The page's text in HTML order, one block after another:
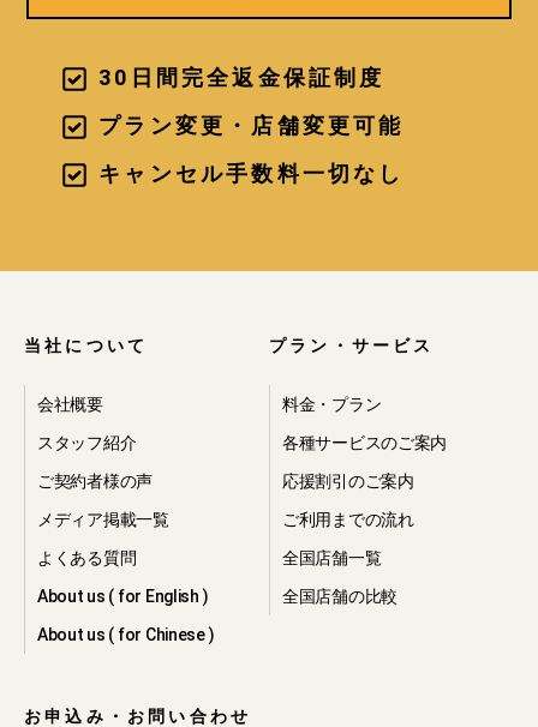
30日間完全返金保証制度
プラン変更・店舗変更可能
キャンセル手数料一切なし
当社について
会社概要
スタッフ紹介
ご契約者様の声
メディア掲載一覧
よくある質問
About us ( for English )
About us ( for Chinese )
プラン・サービス
料金・プラン
各種サービスのご案内
応援割引のご案内
ご利用までの流れ
全国店舗一覧
全国店舗の比較
お申込み・お問い合わせ